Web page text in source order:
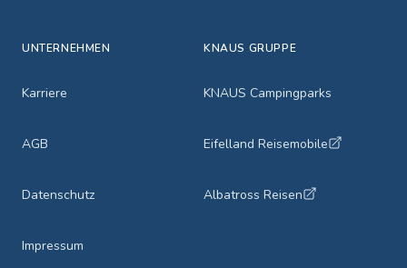
UNTERNEHMEN
Karriere
AGB
Datenschutz
Impressum
KNAUS GRUPPE
KNAUS Campingparks
Eifelland Reisemobile
Albatross Reisen